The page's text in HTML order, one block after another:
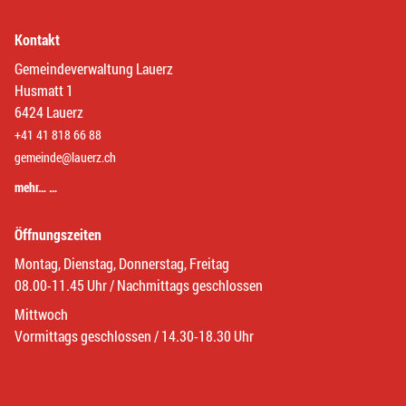
Kontakt
Gemeindeverwaltung Lauerz
Husmatt 1
6424 Lauerz
+41 41 818 66 88
gemeinde@lauerz.ch
mehr… …
Öffnungszeiten
Montag, Dienstag, Donnerstag, Freitag
08.00-11.45 Uhr / Nachmittags geschlossen
Mittwoch
Vormittags geschlossen / 14.30-18.30 Uhr